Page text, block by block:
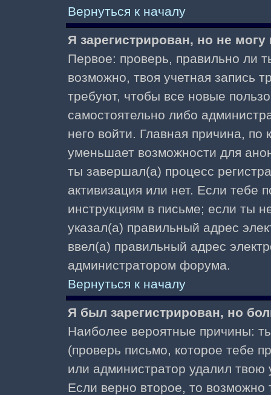
Вернуться к началу
Я зарегистрирован, но не могу
Первое: проверь, правильно ли
возможно, твоя учетная запись
требуют, чтобы все новые
самостоятельно либо
него войти. Главная причина,
уменьшает возможности для
ты завершал(а) процесс
активизация или нет. Если тебе
инструкциям в письме; если ты
указал(а) правильный адрес
ввел(а) правильный адрес
администратором форума.
Вернуться к началу
Я был зарегистрирован, но
Наиболее вероятные причины:
(проверь письмо, которое тебе
или администратор удалил твою
Если верно второе, то